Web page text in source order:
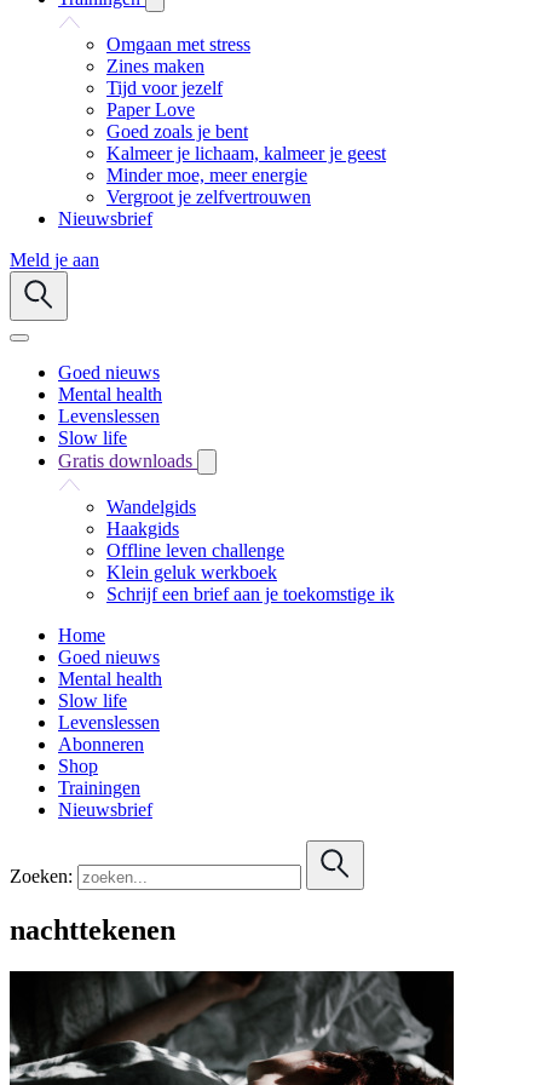
Omgaan met stress
Zines maken
Tijd voor jezelf
Paper Love
Goed zoals je bent
Kalmeer je lichaam, kalmeer je geest
Minder moe, meer energie
Vergroot je zelfvertrouwen
Nieuwsbrief
Meld je aan
Goed nieuws
Mental health
Levenslessen
Slow life
Gratis downloads
Wandelgids
Haakgids
Offline leven challenge
Klein geluk werkboek
Schrijf een brief aan je toekomstige ik
Home
Goed nieuws
Mental health
Slow life
Levenslessen
Abonneren
Shop
Trainingen
Nieuwsbrief
Zoeken:
nachttekenen